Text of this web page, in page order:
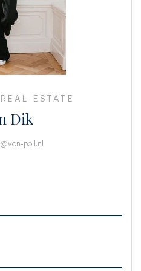
is de woning uitstekend
zijn makkelijk te bereiken, en op
en de NS-stations
ben je met de fiets binnen 10
grond
per maand
ESTATE
Dik
poll.nl